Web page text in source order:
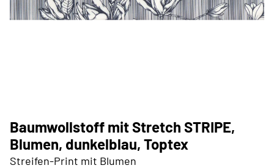
Baumwollstoff mit Stretch STRIPE,
Blumen, dunkelblau, Toptex
Streifen-Print mit Blumen